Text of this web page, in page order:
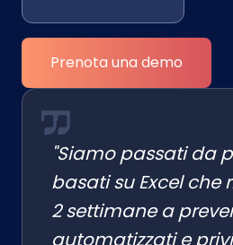
Prenota una demo
"Siamo passati da
basati su Excel che
2 settimane a
automatizzati e